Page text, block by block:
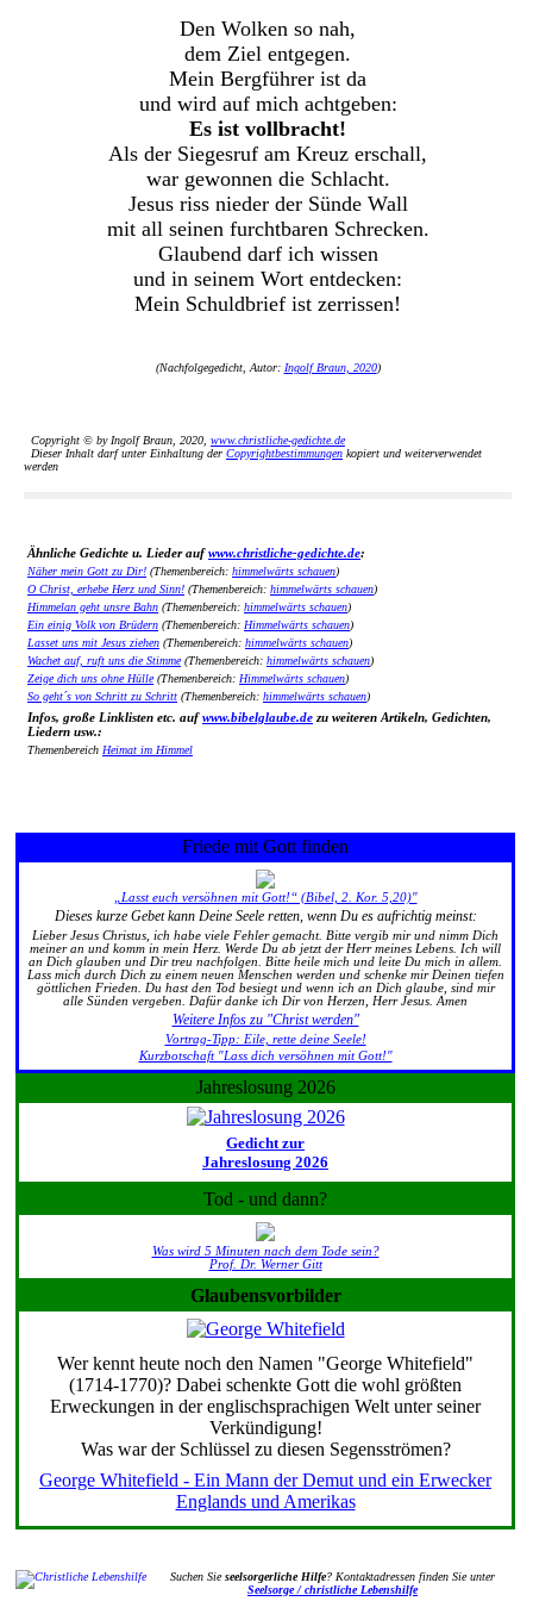
Den Wolken so nah,
dem Ziel entgegen.
Mein Bergführer ist da
und wird auf mich achtgeben:
Es ist vollbracht!
Als der Siegesruf am Kreuz erschall,
war gewonnen die Schlacht.
Jesus riss nieder der Sünde Wall
mit all seinen furchtbaren Schrecken.
Glaubend darf ich wissen
und in seinem Wort entdecken:
Mein Schuldbrief ist zerrissen!
(Nachfolgegedicht, Autor: Ingolf Braun, 2020)
Copyright © by Ingolf Braun, 2020, www.christliche-gedichte.de
Dieser Inhalt darf unter Einhaltung der Copyrightbestimmungen kopiert und weiterverwendet
werden
Ähnliche Gedichte u. Lieder aufwww.christliche-gedichte.de:
Näher mein Gott zu Dir! (Themenbereich: himmelwärts schauen)
O Christ, erhebe Herz und Sinn! (Themenbereich: himmelwärts schauen)
Himmelan geht unsre Bahn (Themenbereich: himmelwärts schauen)
Ein einig Volk von Brüdern (Themenbereich: Himmelwärts schauen)
Lasset uns mit Jesus ziehen (Themenbereich: himmelwärts schauen)
Wachet auf, ruft uns die Stimme(Themenbereich: himmelwärts schauen)
Zeige dich uns ohne Hülle(Themenbereich: Himmelwärts schauen)
So geht´s von Schritt zu Schritt (Themenbereich: himmelwärts schauen)
Infos, große Linklisten etc. aufwww.bibelglaube.de zu weiteren Artikeln, Gedichten,
Liedern usw.:
Themenbereich Heimat im Himmel
Friede mit Gott finden
„Lasst euch versöhnen mit Gott!“ (Bibel, 2. Kor. 5,20)"
Dieses kurze Gebet kann Deine Seele retten, wenn Du es aufrichtig meinst:
Lieber Jesus Christus, ich habe viele Fehler gemacht. Bitte vergib mir und nimm Dich
meiner an und komm in mein Herz. Werde Du ab jetzt der Herr meines Lebens. Ich will
an Dich glauben und Dir treu nachfolgen. Bitte heile mich und leite Du mich in allem.
Lass mich durch Dich zu einem neuen Menschen werden und schenke mir Deinen tiefen
göttlichen Frieden. Du hast den Tod besiegt und wenn ich an Dich glaube, sind mir
alle Sünden vergeben. Dafür danke ich Dir von Herzen, Herr Jesus. Amen
Weitere Infos zu "Christ werden"
Vortrag-Tipp: Eile, rette deine Seele!
Kurzbotschaft "Lass dich versöhnen mit Gott!"
Jahreslosung 2026
Gedicht zur
Jahreslosung 2026
Tod - und dann?
Was wird 5 Minuten nach dem Tode sein?
Prof. Dr. Werner Gitt
Glaubensvorbilder
Wer kennt heute noch den Namen "George Whitefield"
(1714-1770)? Dabei schenkte Gott die wohl größten
Erweckungen in der englischsprachigen Welt unter seiner
Verkündigung!
Was war der Schlüssel zu diesen Segensströmen?
George Whitefield - Ein Mann der Demut und ein Erwecker
Englands und Amerikas
Suchen Sieseelsorgerliche Hilfe? Kontaktadressen finden Sie unter
Seelsorge / christliche Lebenshilfe